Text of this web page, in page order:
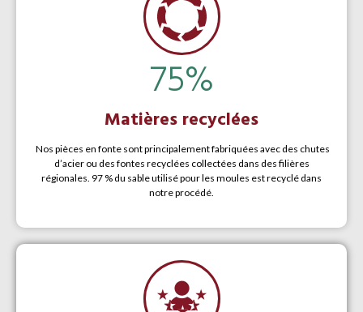
75%
Matières recyclées
Nos pièces en fonte sont principalement fabriquées avec des chutes
d’acier ou des fontes recyclées collectées dans des filières
régionales. 97 % du sable utilisé pour les moules est recyclé dans
notre procédé.